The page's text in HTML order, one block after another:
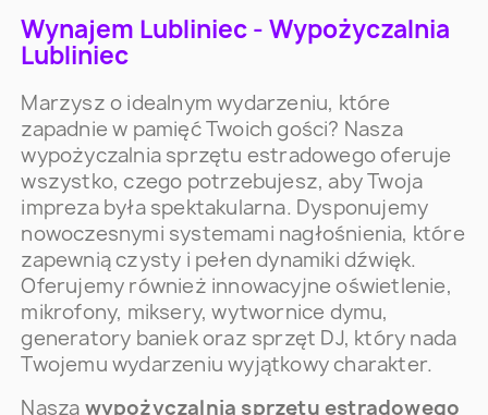
Wynajem Lubliniec - Wypożyczalnia
Lubliniec
Marzysz o idealnym wydarzeniu, które
zapadnie w pamięć Twoich gości? Nasza
wypożyczalnia sprzętu estradowego oferuje
wszystko, czego potrzebujesz, aby Twoja
impreza była spektakularna. Dysponujemy
nowoczesnymi systemami nagłośnienia, które
zapewnią czysty i pełen dynamiki dźwięk.
Oferujemy również innowacyjne oświetlenie,
mikrofony, miksery, wytwornice dymu,
generatory baniek oraz sprzęt DJ, który nada
Twojemu wydarzeniu wyjątkowy charakter.
Nasza wypożyczalnia sprzętu estradowego